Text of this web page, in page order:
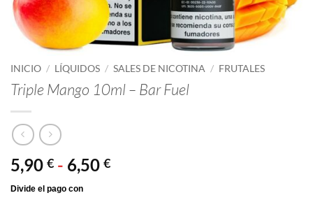
INICIO / LÍQUIDOS / SALES DE NICOTINA / FRUTALES
Triple Mango 10ml – Bar Fuel
5,90 € - 6,50 €Rango